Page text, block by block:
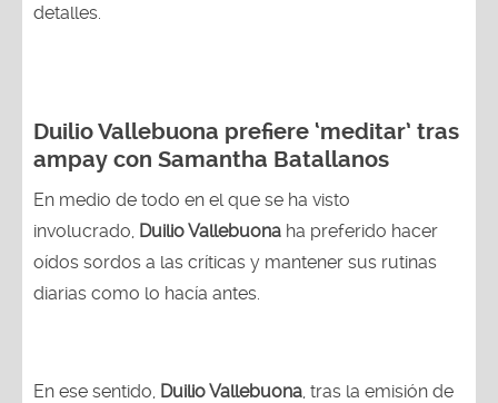
detalles.
Duilio Vallebuona prefiere ‘meditar’ tras
ampay con Samantha Batallanos
En medio de todo en el que se ha visto
involucrado, Duilio Vallebuona ha preferido hacer
oídos sordos a las críticas y mantener sus rutinas
diarias como lo hacía antes.
En ese sentido, Duilio Vallebuona , tras la emisión de